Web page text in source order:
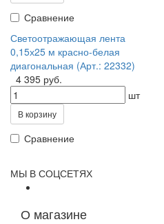
Сравнение
Светоотражающая лента
0,15х25 м красно-белая
диагональная (Арт.: 22332)
4 395 руб.
шт
В корзину
Сравнение
МЫ В СОЦСЕТЯХ
О магазине